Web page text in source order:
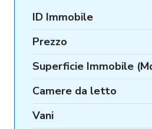
ID Immobile
Prezzo
Superficie Immobile
Camere da letto
Vani